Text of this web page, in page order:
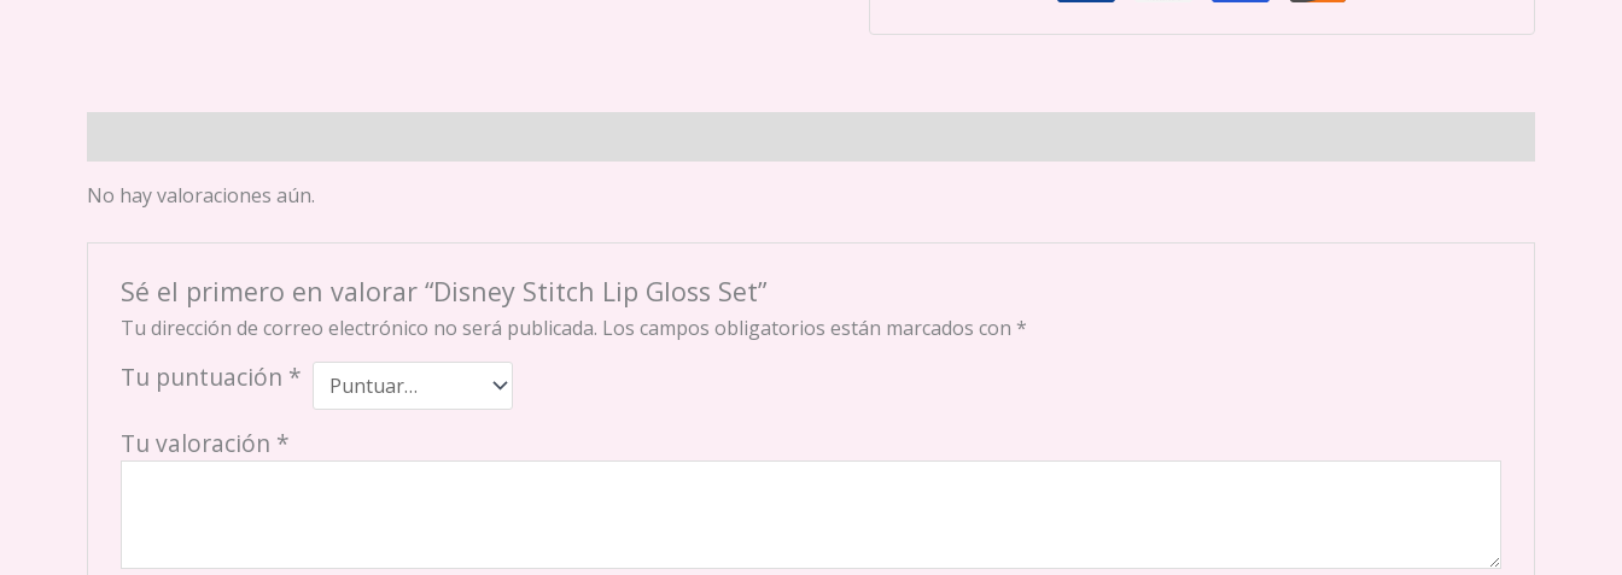
No hay valoraciones aún.
Sé el primero en valorar “Disney Stitch Lip Gloss Set”
Tu dirección de correo electrónico no será publicada. Los campos obligatorios están marcados con *
Tu puntuación *
Tu valoración *